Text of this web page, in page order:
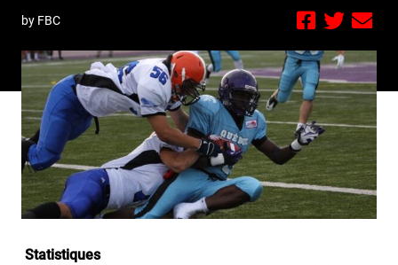
by FBC
Statistiques